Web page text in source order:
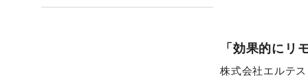
「効果的にリ
株式会社エルテス